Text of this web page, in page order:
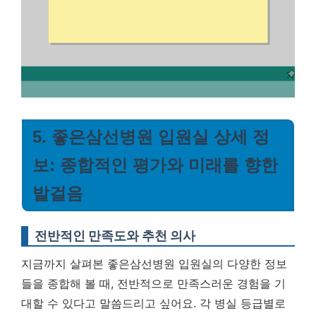
5. 좋은삼선병원 입원실 상세 정
보: 종합적인 평가와 미래를 향한
발걸음
전반적인 만족도와 추천 의사
지금까지 살펴본 좋은삼선병원 입원실의 다양한 정보
들을 종합해 볼 때, 전반적으로 만족스러운 경험을 기
대할 수 있다고 말씀드리고 싶어요. 각 병실 등급별로